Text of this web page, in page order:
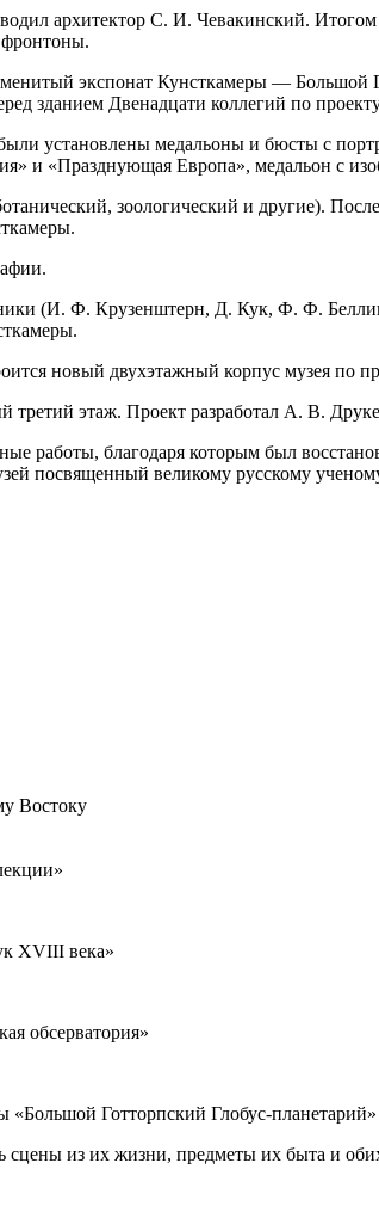
архитектор С. И. Чевакинский.
экспонат Кунсткамеры — Большой
зданием Двенадцати коллегий по
установлены медальоны и бюсты с
и «Празднующая Европа», медальон с
зоологический и другие).
(И. Ф. Крузенштерн, Д. Кук, Ф. Ф.
новый двухэтажный корпус музея по
третий этаж. Проект разработал А. В.
работы, благодаря которым был
посвященный великому русскому
Востоку
XVIII века»
обсерватория»
Готторпский Глобус-планетарий»
из их жизни, предметы их быта и